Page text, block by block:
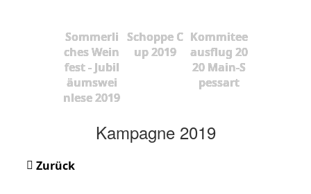
Sommerli
ches Wein
fest - Jubil
äumswei
nlese 2019
Schoppe C
up 2019
Kommitee
ausflug 20
20 Main-S
pessart
Kampagne 2019
Zurück